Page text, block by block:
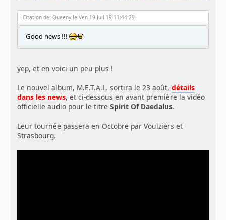
Citation de: Queeny le Ven 19 Juil 19 11:44:29
Good news !!!
yep, et en voici un peu plus !
Le nouvel album, M.E.T.A.L. sortira le 23 août,détails
dans les news, et ci-dessous en avant première la vidéo
officielle audio pour le titreSpirit Of Daedalus.
Leur tournée passera en Octobre par Voulziers et
Strasbourg.